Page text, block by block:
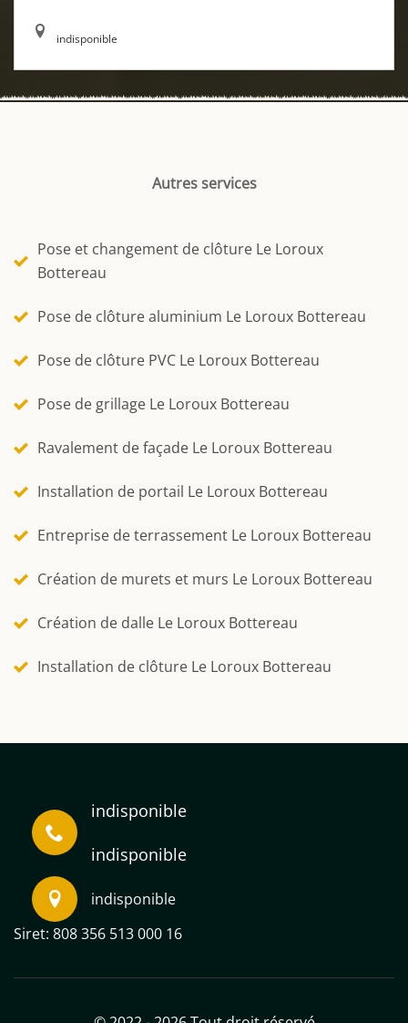
indisponible
Autres services
Pose et changement de clôture Le Loroux
Bottereau
Pose de clôture aluminium Le Loroux Bottereau
Pose de clôture PVC Le Loroux Bottereau
Pose de grillage Le Loroux Bottereau
Ravalement de façade Le Loroux Bottereau
Installation de portail Le Loroux Bottereau
Entreprise de terrassement Le Loroux Bottereau
Création de murets et murs Le Loroux Bottereau
Création de dalle Le Loroux Bottereau
Installation de clôture Le Loroux Bottereau
indisponible
indisponible
indisponible
Siret: 808 356 513 000 16